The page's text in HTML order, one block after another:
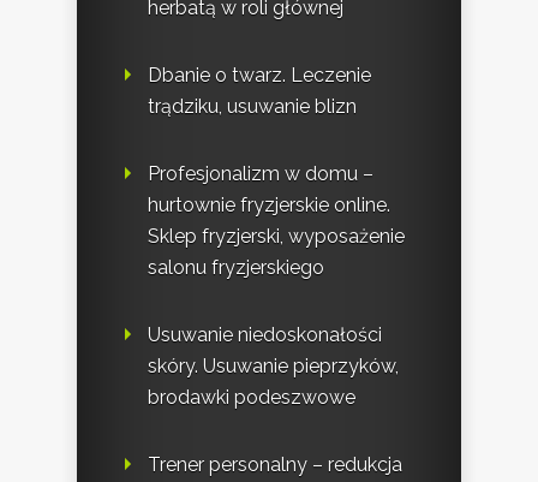
herbatą w roli głównej
Dbanie o twarz. Leczenie
trądziku, usuwanie blizn
Profesjonalizm w domu –
hurtownie fryzjerskie online.
Sklep fryzjerski, wyposażenie
salonu fryzjerskiego
Usuwanie niedoskonałości
skóry. Usuwanie pieprzyków,
brodawki podeszwowe
Trener personalny – redukcja